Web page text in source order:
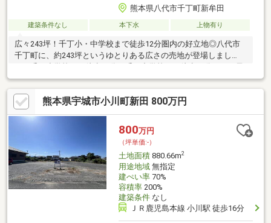
熊本県八代市千丁町新牟田
建築条件なし 本下水 上物有り
広々243坪！千丁小・中学校まで徒歩12分圏内の好立地◎八代市
千丁町に、約243坪というゆとりある広さの売地が登場しまし
様の通学に大変便利な立地です。周辺には郵便局（徒歩4分）や千
丁支所（徒歩8分）などの公共施設、さらにはJR千丁駅（徒歩11
分）も揃っており、生活環境が充実しています。この広さを活か
し、平屋建てや大きな庭、ガレージなど、こだわりのマイホーム
計画に最適です。
熊本県宇城市小川町新田 800万円
800万円
（坪単価:-）
土地面積880.66m2
用途地域無指定
建ぺい率70%
容積率200%
建築条件なし
ＪＲ鹿児島本線 小川駅 徒歩16分